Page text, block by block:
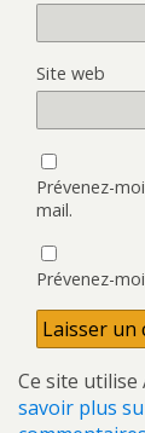
Site web
Prévenez-
mail.
Prévenez-
Ce site
savoir plus